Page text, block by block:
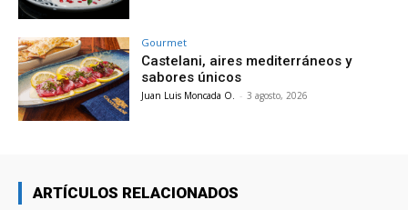
Gourmet
Castelani, aires mediterráneos y
sabores únicos
Juan Luis Moncada O. - 3 agosto, 2026
ARTÍCULOS RELACIONADOS